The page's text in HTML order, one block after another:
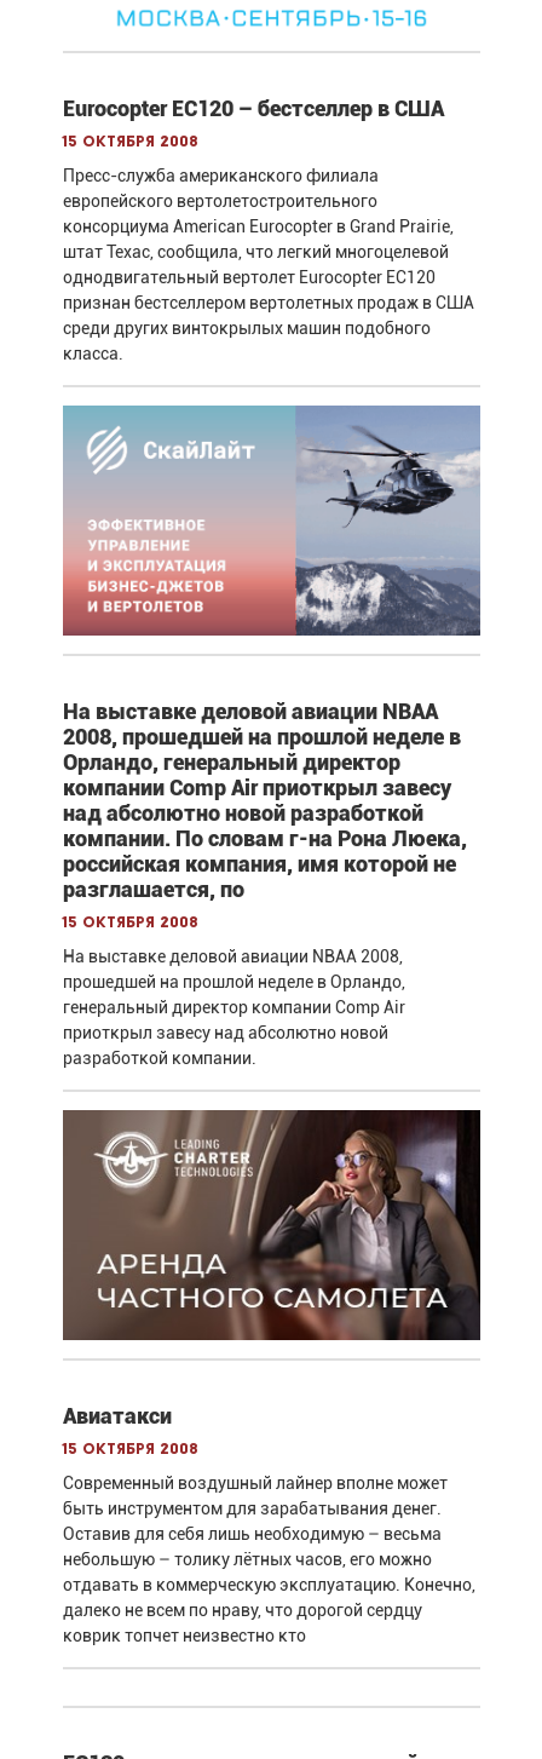
Eurocopter EC120 – бестселлер в США
15 октября 2008
Пресс-служба американского филиала
европейского вертолетостроительного
консорциума American Eurocopter в Grand Prairie,
штат Техас, сообщила, что легкий многоцелевой
однодвигательный вертолет Eurocopter EC120
признан бестселлером вертолетных продаж в США
среди других винтокрылых машин подобного
класса.
На выставке деловой авиации NBAA
2008, прошедшей на прошлой неделе в
Орландо, генеральный директор
компании Comp Air приоткрыл завесу
над абсолютно новой разработкой
компании. По словам г-на Рона Люека,
российская компания, имя которой не
разглашается, по
15 октября 2008
На выставке деловой авиации NBAA 2008,
прошедшей на прошлой неделе в Орландо,
генеральный директор компании Comp Air
приоткрыл завесу над абсолютно новой
разработкой компании.
Авиатакси
15 октября 2008
Современный воздушный лайнер вполне может
быть инструментом для зарабатывания денег.
Оставив для себя лишь необходимую – весьма
небольшую – толику лётных часов, его можно
отдавать в коммерческую эксплуатацию. Конечно,
далеко не всем по нраву, что дорогой сердцу
коврик топчет неизвестно кто